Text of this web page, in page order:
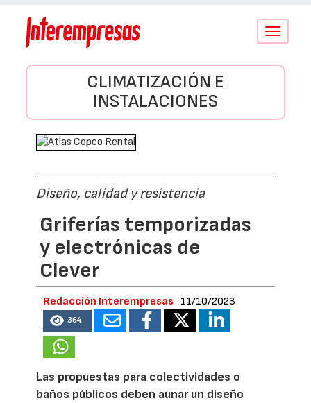
Conmutar
CLIMATIZACIÓN E
INSTALACIONES
Diseño, calidad y resistencia
Griferías temporizadas
y electrónicas de
Clever
Redacción Interempresas 11/10/2023
364
Las propuestas para colectividades o
baños públicos deben aunar un diseño